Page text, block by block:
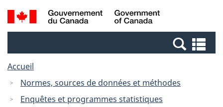
Passer
au
Passer
à
Canada
Recherche
et
et
Accueil
Normes, sources de données et méthodes
Enquêtes et programmes statistiques